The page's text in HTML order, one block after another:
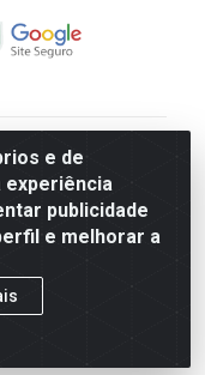
e de
publicidade
e melhorar a
132 - Praça da
135 - CNPJ
preços e
aqui são
Preços e
aviso prévio.